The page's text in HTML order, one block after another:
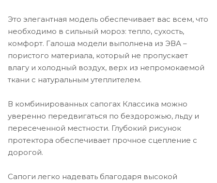
Это элегантная модель обеспечивает вас всем, что
необходимо в сильный мороз: тепло, сухость,
комфорт. Галоша модели выполнена из ЭВА –
пористого материала, который не пропускает
влагу и холодный воздух, верх из непромокаемой
ткани с натуральным утеплителем.
В комбинированных сапогах Классика можно
уверенно передвигаться по бездорожью, льду и
пересеченной местности. Глубокий рисунок
протектора обеспечивает прочное сцепление с
дорогой.
Сапоги легко надевать благодаря высокой